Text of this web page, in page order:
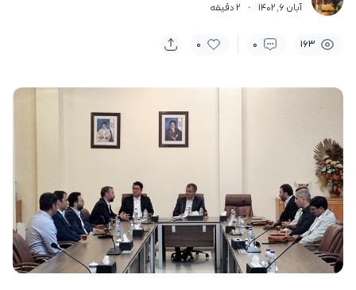
آبان 6, 1402 ·
2دقیقه
163
0
0